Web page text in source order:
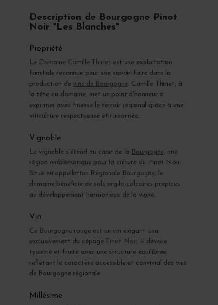
Description de Bourgogne Pinot
Noir "Les Blanches"
Propriété
Le Domaine Camille Thiriet est une exploitation
familiale reconnue pour son savoir-faire dans la
production de vins de Bourgogne. Camille Thiriet, à
la tête du domaine, met un point d’honneur à
exprimer avec finesse le terroir régional grâce à une
viticulture respectueuse et raisonnée.
Vignoble
Le vignoble s’étend au cœur de la Bourgogne, une
région emblématique pour la culture du Pinot Noir.
Situé en appellation Régionale Bourgogne, le
domaine bénéficie de sols argilo-calcaires propices
au développement harmonieux de la vigne.
Vin
Ce Bourgogne rouge est un vin élégant issu
exclusivement du cépage Pinot Noir. Il dévoile
typicité et fruité avec une structure équilibrée,
reflétant le caractère accessible et convivial des vins
de Bourgogne régionale.
Millésime